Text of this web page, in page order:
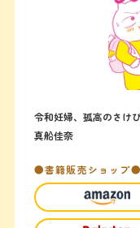
令和妊婦、孤高のさけ
真船佳奈
●書籍販売ショップ●